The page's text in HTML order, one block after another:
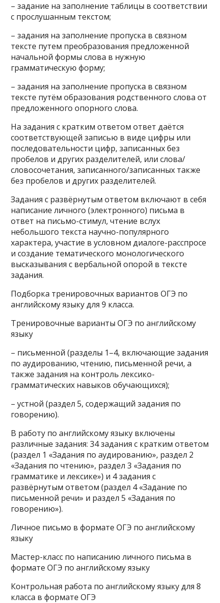
– задание на заполнение таблицы в соответствии
с прослушанным текстом;
– задания на заполнение пропуска в связном
тексте путем преобразования предложенной
начальной формы слова в нужную
грамматическую форму;
– задания на заполнение пропуска в связном
тексте путём образования родственного слова от
предложенного опорного слова.
На задания с кратким ответом ответ даётся
соответствующей записью в виде цифры или
последовательности цифр, записанных без
пробелов и других разделителей, или слова/
словосочетания, записанного/записанных также
без пробелов и других разделителей.
Задания с развёрнутым ответом включают в себя
написание личного (электронного) письма в
ответ на письмо-стимул, чтение вслух
небольшого текста научно-популярного
характера, участие в условном диалоге-расспросе
и создание тематического монологического
высказывания с вербальной опорой в тексте
задания.
Подборка тренировочных вариантов ОГЭ по
английскому языку для 9 класса.
Тренировочные варианты ОГЭ по английскому
языку
– письменной (разделы 1–4, включающие задания
по аудированию, чтению, письменной речи, а
также задания на контроль лексико-
грамматических навыков обучающихся);
– устной (раздел 5, содержащий задания по
говорению).
В работу по английскому языку включены
различные задания: 34 задания с кратким ответом
(раздел 1 «Задания по аудированию», раздел 2
«Задания по чтению», раздел 3 «Задания по
грамматике и лексике») и 4 задания с
развёрнутым ответом (раздел 4 «Задание по
письменной речи» и раздел 5 «Задания по
говорению»).
Личное письмо в формате ОГЭ по английскому
языку
Мастер-класс по написанию личного письма в
формате ОГЭ по английскому языку
Контрольная работа по английскому языку для 8
класса в формате ОГЭ